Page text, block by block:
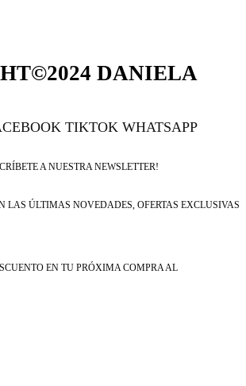
DANIELA
TIKTOK WHATSAPP
A NUESTRA NEWSLETTER!
LAS ÚLTIMAS NOVEDADES, OFERTAS EXCLUSIVAS
EN TU PRÓXIMA COMPRA AL